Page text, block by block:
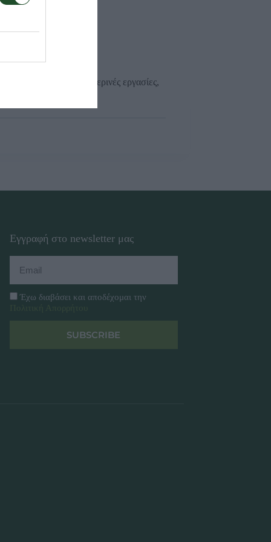
στη χρήση σε καθημερινές εργασίες,
Εγγραφή στο newsletter μας
Έχω διαβάσει και αποδέχομαι την
SUBSCRIBE